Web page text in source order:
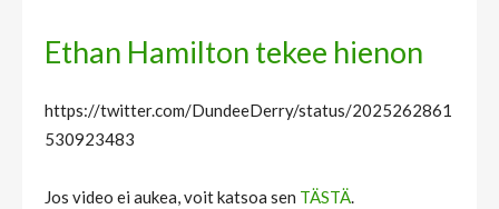
Ethan Hamilton tekee hienon
https://twitter.com/DundeeDerry/status/2025262861
530923483
Jos video ei aukea, voit katsoa sen TÄSTÄ.